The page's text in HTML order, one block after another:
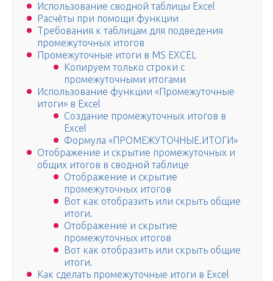
Использование сводной таблицы Excel
Расчёты при помощи функции
Требования к таблицам для подведения
промежуточных итогов
Промежуточные итоги в MS EXCEL
Копируем только строки с
промежуточными итогами
Использование функции «Промежуточные
итоги» в Excel
Создание промежуточных итогов в
Excel
Формула «ПРОМЕЖУТОЧНЫЕ.ИТОГИ»
Отображение и скрытие промежуточных и
общих итогов в сводной таблице
Отображение и скрытие
промежуточных итогов
Вот как отобразить или скрыть общие
итоги.
Отображение и скрытие
промежуточных итогов
Вот как отобразить или скрыть общие
итоги.
Как сделать промежуточные итоги в Excel